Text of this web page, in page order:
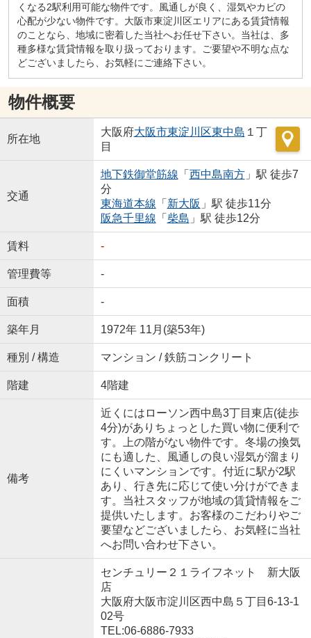
くなる2駅利用可能な物件です。風通しが良く、湿気やカビの
心配が少ない物件です。大阪市東淀川区エリアにある賃貸情報
のことなら、地域に密着した当社へお任せ下さい。当社は、多
種多様な賃貸情報を取り扱っております。ご要望や不明な点な
どございましたら、お気軽にご連絡下さい。
物件概要
所在地
大阪府大阪市東淀川区東中島 １丁
目
交通
地下鉄御堂筋線 「 西中島南方」駅 徒歩7
分
東海道本線 「 新大阪 」駅 徒歩11分
阪急千里線 「 柴島 」駅 徒歩12分
賃料 -
管理費等 -
面積 -
築年月 1972年 11月(築53年)
種別 / 構造 マンション / 鉄筋コンクリート
階建 4階建
備考
近くにはローソン西中島3丁目東店(徒歩
4分)がありちょっとした買い物に便利で
す。上の階がない物件です。冬場の換気
にも適した、風通しの良い湿気が溜まり
にくいマンションです。付近に駅が2駅
あり、行き先に応じて使い分けができま
す。当社スタッフが地域の賃貸情報をご
提供いたします。お客様のこだわりやご
要望などございましたら、お気軽に当社
へお問い合わせ下さい。
センチュリー２１ライフネット 新大阪
店
大阪府大阪市淀川区西中島５丁目6-13-1
02号
TEL:06-6886-7933